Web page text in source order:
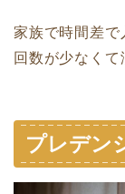
家族で時間差で
回数が少なくて
プレデン